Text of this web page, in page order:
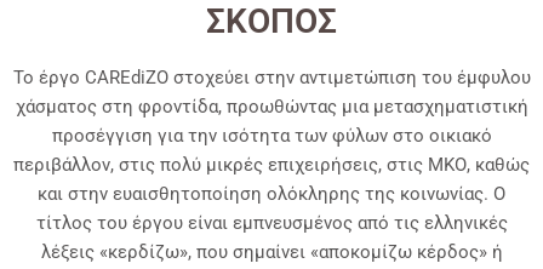
ΣΚΟΠΟΣ
Το έργο CAREdiZO στοχεύει στην αντιμετώπιση του έμφυλου
χάσματος στη φροντίδα, προωθώντας μια μετασχηματιστική
προσέγγιση για την ισότητα των φύλων στο οικιακό
περιβάλλον, στις πολύ μικρές επιχειρήσεις, στις ΜΚΟ, καθώς
και στην ευαισθητοποίηση ολόκληρης της κοινωνίας. Ο
τίτλος του έργου είναι εμπνευσμένος από τις ελληνικές
λέξεις «κερδίζω», που σημαίνει «αποκομίζω κέρδος» ή